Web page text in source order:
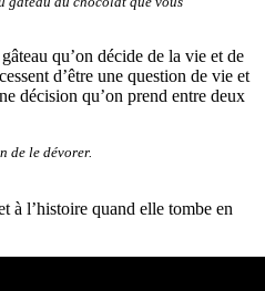
qu’on décide de la vie et de
d’être une question de vie et
décision qu’on prend entre deux
de le dévorer.
à l’histoire quand elle tombe en